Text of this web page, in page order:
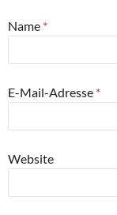
Name *
E-Mail-Adresse *
Website